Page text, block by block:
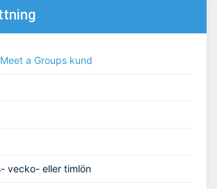
Meet a Groups kund
vecko- eller timlön